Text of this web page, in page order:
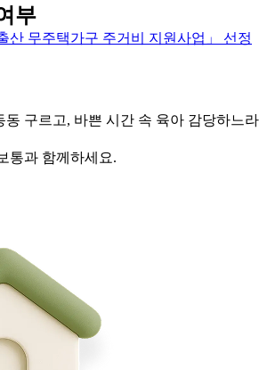
부
산 무주택가구 주거비 지원사업」 선정
동 구르고, 바쁜 시간 속 육아 감당하느라
통과 함께하세요.